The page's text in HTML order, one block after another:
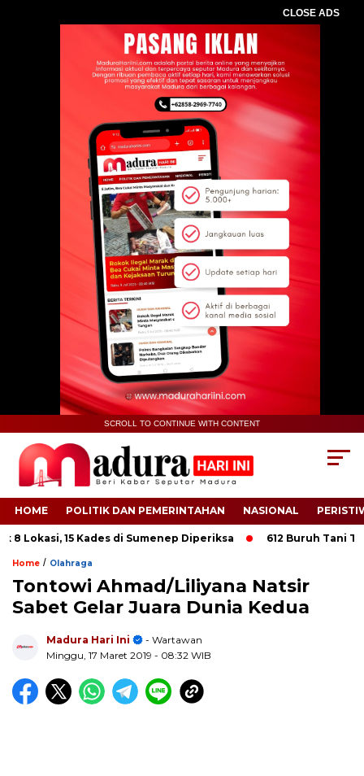
CLOSE ADS
SCROLL TO CONTINUE WITH CONTENT
HOME POLITIK DAN PEMERINTAHAN NASIONAL
15 Kades di Sumenep Diperiksa 612 Buruh Tani
Home / Olahraga
Tontowi Ahmad/Liliyana Natsir
Sabet Gelar Juara Dunia Kedua
Madura Hari Ini
- Wartawan
Minggu, 17 Maret 2019 - 08:32 WIB